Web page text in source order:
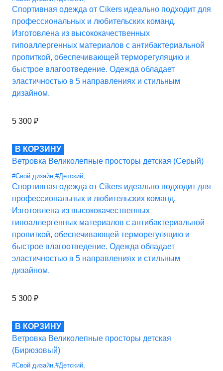
Спортивная одежда от Cikers идеально подходит для
профессиональных и любительских команд.
Изготовлена из высококачественных
гипоаллергенных материалов с антибактериальной
пропиткой, обеспечивающей терморегуляцию и
быстрое влагоотведение. Одежда обладает
эластичностью в 5 направлениях и стильным
дизайном.
5 300 ₽
В КОРЗИНУ
Ветровка Великолепные просторы детская (Серый)
#Свой дизайн,#Детский,
Спортивная одежда от Cikers идеально подходит для
профессиональных и любительских команд.
Изготовлена из высококачественных
гипоаллергенных материалов с антибактериальной
пропиткой, обеспечивающей терморегуляцию и
быстрое влагоотведение. Одежда обладает
эластичностью в 5 направлениях и стильным
дизайном.
5 300 ₽
В КОРЗИНУ
Ветровка Великолепные просторы детская
(Бирюзовый)
#Свой дизайн,#Детский,